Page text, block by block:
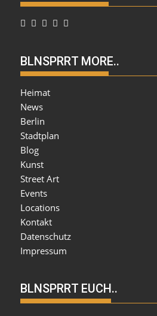
BLNSPRRT MORE..
Heimat
News
Berlin
Stadtplan
Blog
Kunst
Street Art
Events
Locations
Kontakt
Datenschutz
Impressum
BLNSPRRT EUCH..